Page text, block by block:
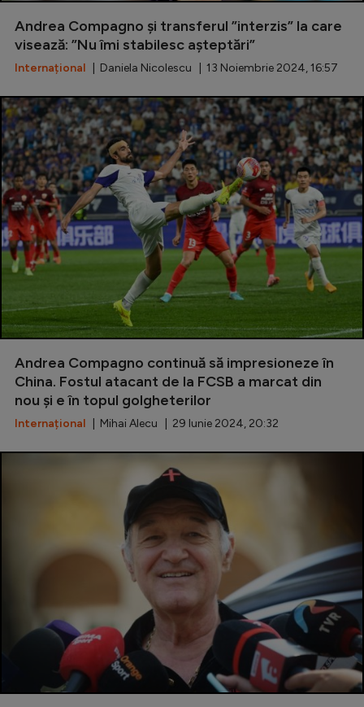
Andrea Compagno și transferul ”interzis” la care
visează: ”Nu îmi stabilesc așteptări”
Internațional | Daniela Nicolescu | 13 Noiembrie 2024, 16:57
Andrea Compagno continuă să impresioneze în
China. Fostul atacant de la FCSB a marcat din
nou și e în topul golgheterilor
Internațional | Mihai Alecu | 29 Iunie 2024, 20:32